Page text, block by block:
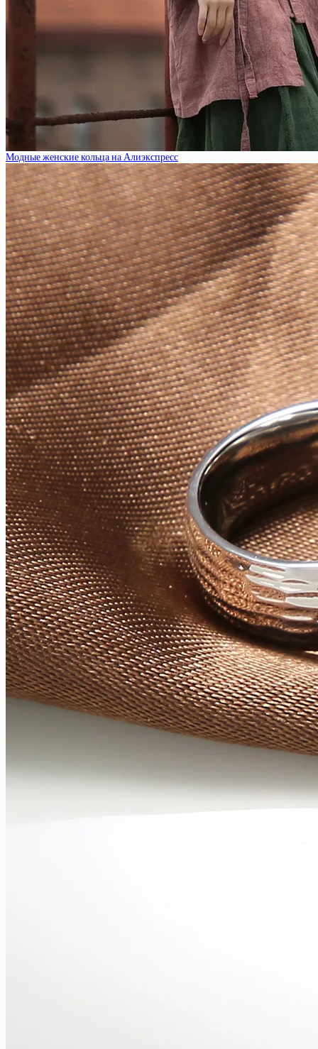
Модные женские кольца на Алиэкспресс